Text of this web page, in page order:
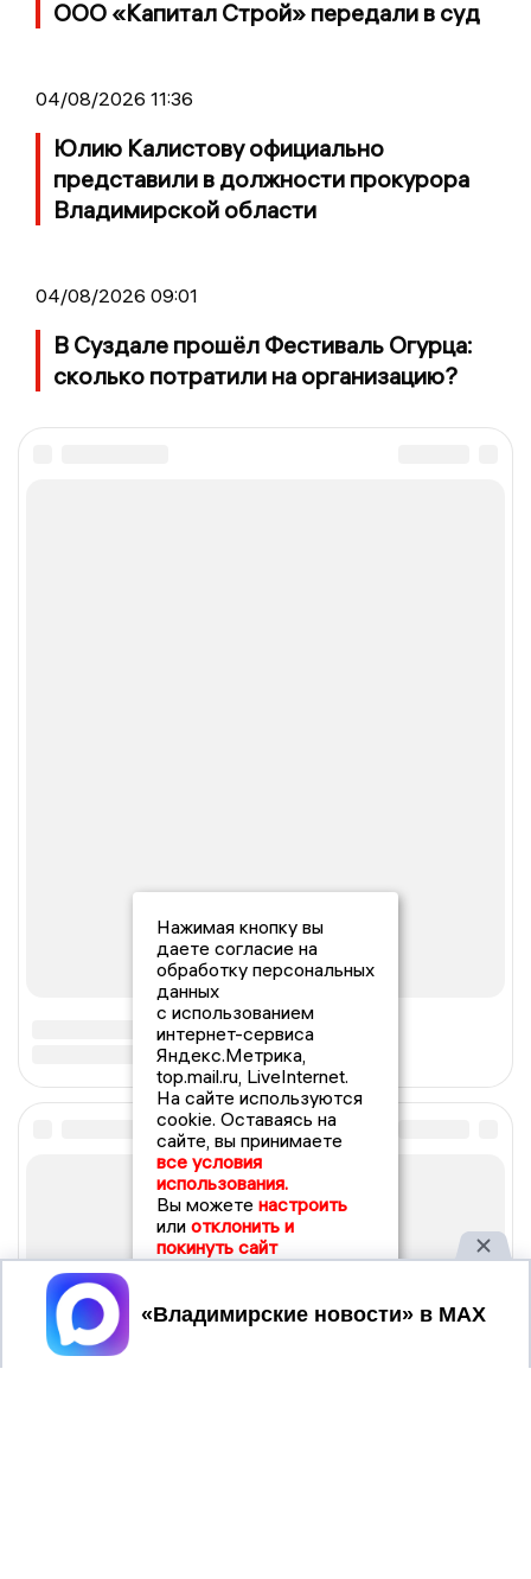
ООО «Капитал Строй» передали в суд
04/08/2026 11:36
Юлию Калистову официально
представили в должности прокурора
Владимирской области
04/08/2026 09:01
В Суздале прошёл Фестиваль Огурца:
сколько потратили на организацию?
Нажимая кнопку вы
даете согласие на
обработку персональных
данных
с использованием
интернет-сервиса
Яндекс.Метрика,
top.mail.ru, LiveInternet.
На сайте используются
cookie. Оставаясь на
сайте, вы принимаете
все условия
использования.
Вы можете настроить
или отклонить и
покинуть сайт
Принять